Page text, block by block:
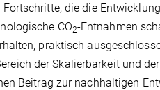
die die
CO2-Entnahmen
praktisch
der Skalierbarkeit und
Beitrag zur nachhaltigen